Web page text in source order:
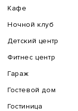
Кафе
Ночной клуб
Детский центр
Фитнес центр
Гараж
Гостевой дом
Гостиница